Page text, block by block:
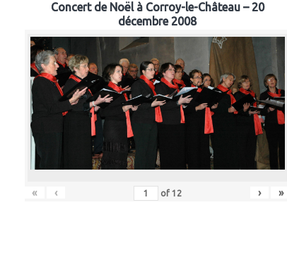
Concert de Noël à Corroy-le-Château – 20
décembre 2008
« ‹ of 12 › »